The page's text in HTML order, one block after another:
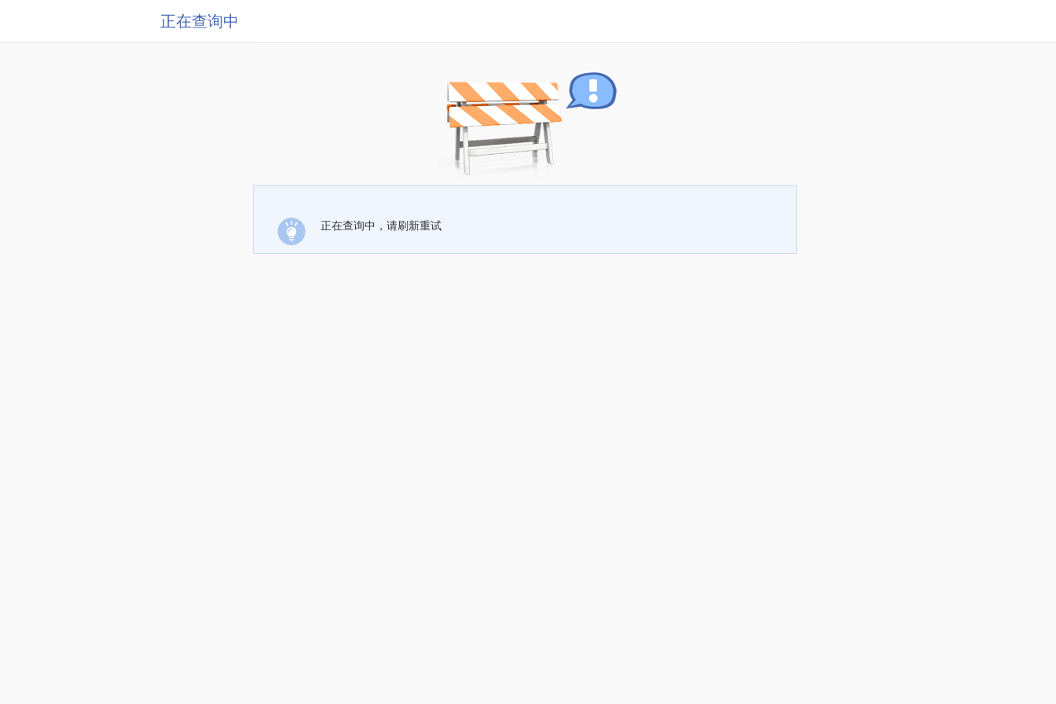
正在查询中
正在查询中，请刷新重试